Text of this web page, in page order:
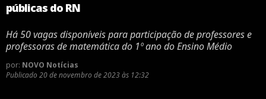
públicas do RN
Há 50 vagas disponíveis para participação de professores e
professoras de matemática do 1º ano do Ensino Médio
por: NOVO Notícias
Publicado 20 de novembro de 2023 às 12:32